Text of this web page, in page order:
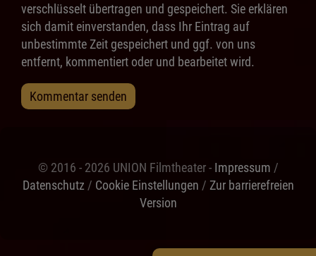
verschlüsselt übertragen und gespeichert. Sie erklären
sich damit einverstanden, dass Ihr Eintrag auf
unbestimmte Zeit gespeichert und ggf. von uns
entfernt, kommentiert oder und bearbeitet wird.
Kommentar senden
© 2016 - 2026 UNION Filmtheater - Impressum /
Datenschutz/ Cookie Einstellungen / Zur barrierefreien
Version